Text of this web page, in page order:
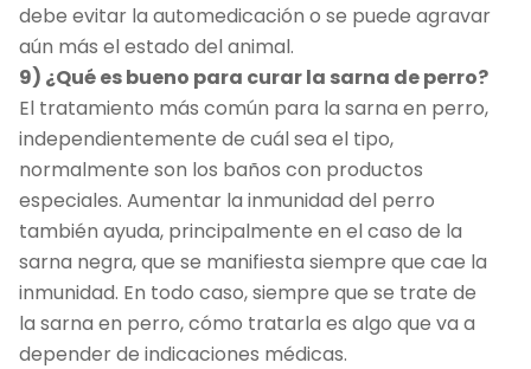
debe evitar la automedicación o se puede agravar
aún más el estado del animal.
9) ¿Qué es bueno para curar la sarna de perro?
El tratamiento más común para la sarna en perro,
independientemente de cuál sea el tipo,
normalmente son los baños con productos
especiales. Aumentar la inmunidad del perro
también ayuda, principalmente en el caso de la
sarna negra, que se manifiesta siempre que cae la
inmunidad. En todo caso, siempre que se trate de
la sarna en perro, cómo tratarla es algo que va a
depender de indicaciones médicas.